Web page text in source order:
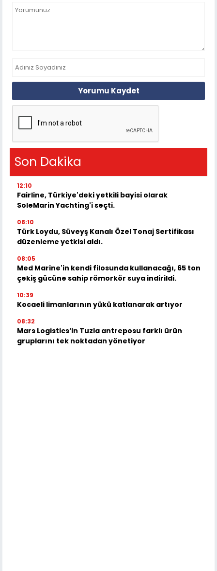
Yorumu Kaydet
Son Dakika
12:10
Fairline, Türkiye'deki yetkili bayisi olarak
SoleMarin Yachting'i seçti.
08:10
Türk Loydu, Süveyş Kanalı Özel Tonaj Sertifikası
düzenleme yetkisi aldı.
08:05
Med Marine'in kendi filosunda kullanacağı, 65 ton
çekiş gücüne sahip römorkör suya indirildi.
10:39
Kocaeli limanlarının yükü katlanarak artıyor
08:32
Mars Logistics’in Tuzla antreposu farklı ürün
gruplarını tek noktadan yönetiyor